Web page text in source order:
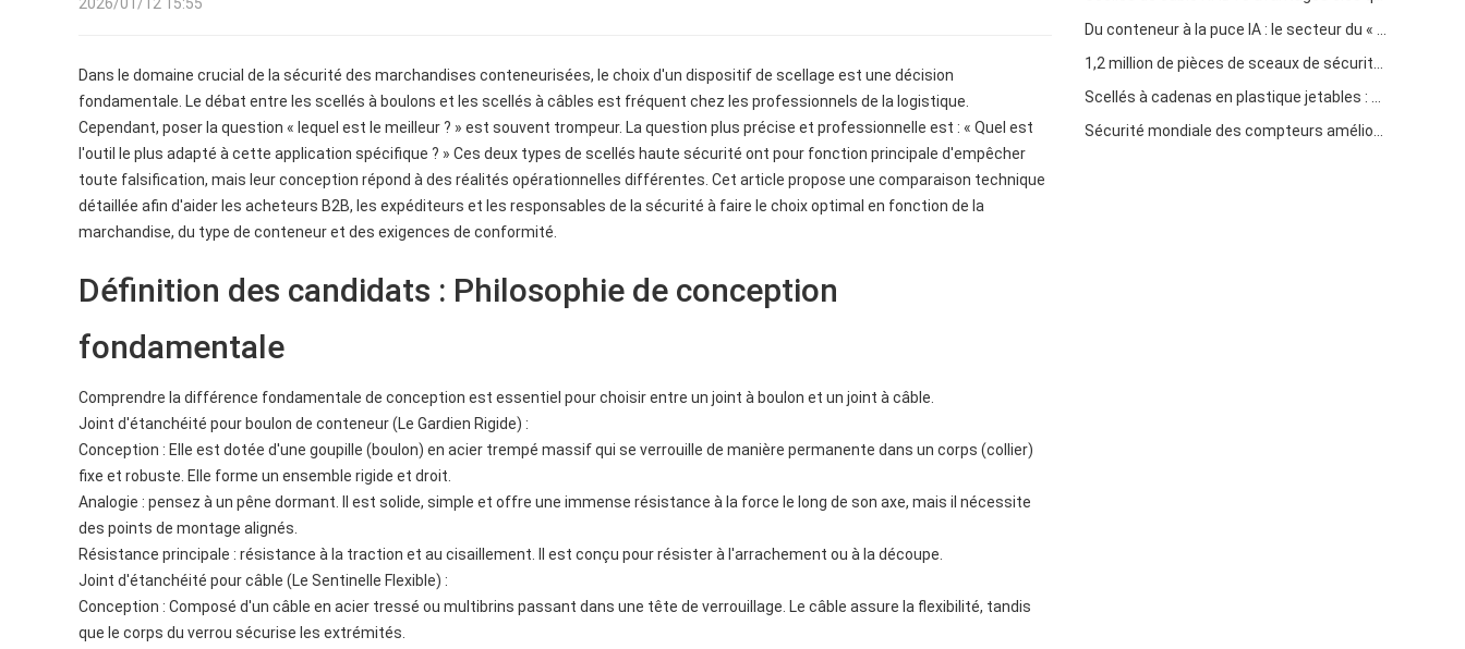
Dans le domaine crucial de la sécurité des marchandises conteneurisées, le choix d'un dispositif de scellage est une décision
fondamentale. Le débat entre les scellés à boulons et les scellés à câbles est fréquent chez les professionnels de la logistique.
Cependant, poser la question « lequel est le meilleur ? » est souvent trompeur. La question plus précise et professionnelle est : « Quel est
l'outil le plus adapté à cette application spécifique ? » Ces deux types de scellés haute sécurité ont pour fonction principale d'empêcher
toute falsification, mais leur conception répond à des réalités opérationnelles différentes. Cet article propose une comparaison technique
détaillée afin d'aider les acheteurs B2B, les expéditeurs et les responsables de la sécurité à faire le choix optimal en fonction de la
marchandise, du type de conteneur et des exigences de conformité.
Définition des candidats : Philosophie de conception
fondamentale
Comprendre la différence fondamentale de conception est essentiel pour choisir entre un joint à boulon et un joint à câble.
Joint d'étanchéité pour boulon de conteneur (Le Gardien Rigide) :
Conception : Elle est dotée d'une goupille (boulon) en acier trempé massif qui se verrouille de manière permanente dans un corps (collier)
fixe et robuste. Elle forme un ensemble rigide et droit.
Analogie : pensez à un pêne dormant. Il est solide, simple et offre une immense résistance à la force le long de son axe, mais il nécessite
des points de montage alignés.
Résistance principale : résistance à la traction et au cisaillement. Il est conçu pour résister à l'arrachement ou à la découpe.
Joint d'étanchéité pour câble (Le Sentinelle Flexible) :
Conception : Composé d'un câble en acier tressé ou multibrins passant dans une tête de verrouillage. Le câble assure la flexibilité, tandis
que le corps du verrou sécurise les extrémités.
Sécurité mondiale des compteurs améliorée : les scellés intelligents avec codes traçables uniques redéfinissent la protection anti-effraction